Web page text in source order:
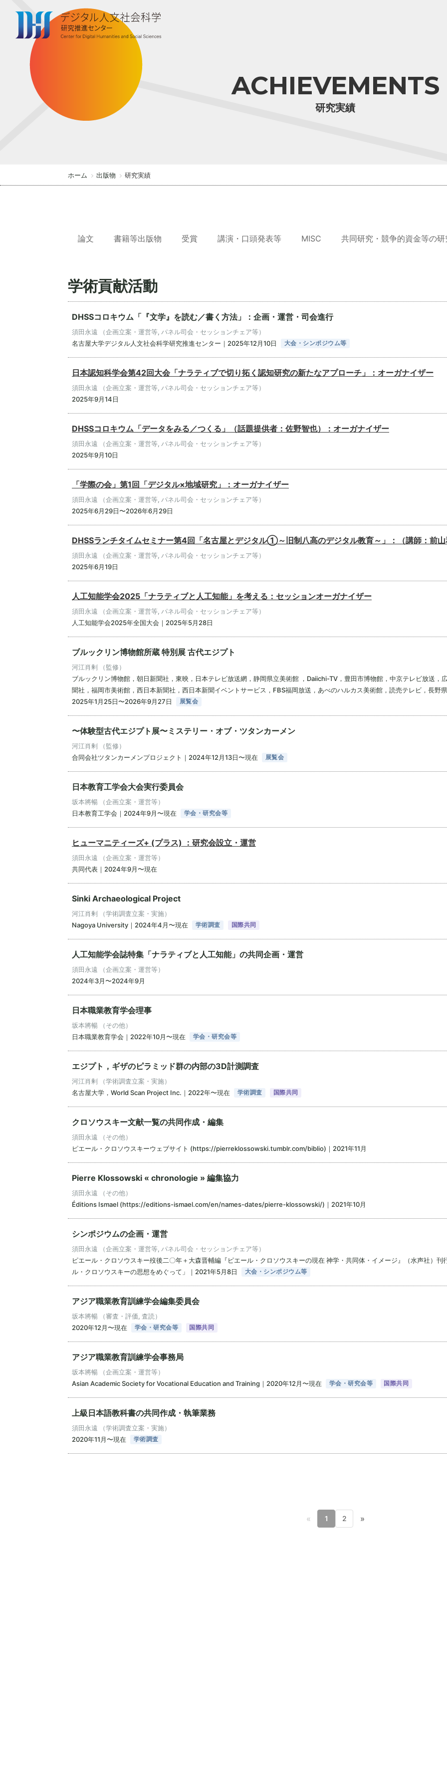
e
ACHIEVEMENTS
研究実績
ホーム 出版物 研究実績
論文 書籍等出版物 受賞 講演・口頭発表等 MISC 共同研究・競争的資金等の研
学術貢献活動
DHSSコロキウム「『文学』を読む／書く方法」：企画・運営・司会進行
須田永遠 （企画立案・運営等, パネル司会・セッションチェア等）
名古屋大学デジタル人文社会科学研究推進センター｜2025年12月10日
大会・シンポジウム等
日本認知科学会第42回大会「ナラティブで切り拓く認知研究の新たなアプローチ」：オーガナイザー
須田永遠 （企画立案・運営等, パネル司会・セッションチェア等）
2025年9月14日
DHSSコロキウム「データをみる／つくる」（話題提供者：佐野智也）：オーガナイザー
須田永遠 （企画立案・運営等, パネル司会・セッションチェア等）
2025年9月10日
「学際の会」第1回「デジタル×地域研究」：オーガナイザー
須田永遠 （企画立案・運営等, パネル司会・セッションチェア等）
2025年6月29日〜2026年6月29日
DHSSランチタイムセミナー第4回「名古屋とデジタル①～旧制八高のデジタル教育～」：（講師：前
須田永遠 （企画立案・運営等, パネル司会・セッションチェア等）
2025年6月19日
人工知能学会2025「ナラティブと人工知能」を考える：セッションオーガナイザー
須田永遠 （企画立案・運営等, パネル司会・セッションチェア等）
人工知能学会2025年全国大会｜2025年5月28日
ブルックリン博物館所蔵 特別展 古代エジプト
河江肖剰 （監修）
ブルックリン博物館，朝日新聞社，東映，日本テレビ放送網，静岡県立美術館 ，Daiichi-TV，豊田市博物館，中京テレビ放送，
聞社，福岡市美術館，西日本新聞社，西日本新聞イベントサービス，FBS福岡放送，あべのハルカス美術館，読売テレビ，長野
2025年1月25日〜2026年9月27日
展覧会
〜体験型古代エジプト展〜ミステリー・オブ・ツタンカーメン
河江肖剰 （監修）
合同会社ツタンカーメンプロジェクト｜2024年12月13日〜現在
展覧会
日本教育工学会大会実行委員会
坂本將暢 （企画立案・運営等）
日本教育工学会｜2024年9月〜現在
学会・研究会等
ヒューマニティーズ+ (プラス) ：研究会設立・運営
須田永遠 （企画立案・運営等）
共同代表｜2024年9月〜現在
Sinki Archaeological Project
河江肖剰 （学術調査立案・実施）
Nagoya University｜2024年4月〜現在
学術調査 国際共同
人工知能学会誌特集「ナラティブと人工知能」の共同企画・運営
須田永遠 （企画立案・運営等）
2024年3月〜2024年9月
日本職業教育学会理事
坂本將暢 （その他）
日本職業教育学会｜2022年10月〜現在
学会・研究会等
エジプト，ギザのピラミッド群の内部の3D計測調査
河江肖剰 （学術調査立案・実施）
名古屋大学，World Scan Project Inc.｜2022年〜現在
学術調査 国際共同
クロソウスキー文献一覧の共同作成・編集
須田永遠 （その他）
ピエール・クロソウスキーウェブサイト (https://pierreklossowski.tumblr.com/biblio)｜2021年11月
Pierre Klossowski « chronologie » 編集協力
須田永遠 （その他）
Éditions Ismael (https://editions-ismael.com/en/names-dates/pierre-klossowski/)｜2021年10月
シンポジウムの企画・運営
須田永遠 （企画立案・運営等, パネル司会・セッションチェア等）
ピエール・クロソウスキー歿後二〇年＋大森晋輔編『ピエール・クロソウスキーの現在 神学・共同体・イメージ』（水声社）
ル・クロソウスキーの思想をめぐって」｜2021年5月8日
大会・シンポジウム等
アジア職業教育訓練学会編集委員会
坂本將暢 （審査・評価, 査読）
2020年12月〜現在
学会・研究会等 国際共同
アジア職業教育訓練学会事務局
坂本將暢 （企画立案・運営等）
Asian Academic Society for Vocational Education and Training｜2020年12月〜現在
学会・研究会等 国際共同
上級日本語教科書の共同作成・執筆業務
須田永遠 （学術調査立案・実施）
2020年11月〜現在
学術調査
« 1 2 »